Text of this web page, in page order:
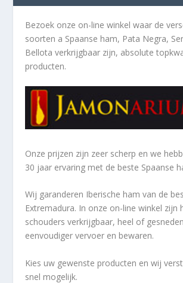
Bezoek onze on-line winkel waar de
soorten a Spaanse ham, Pata Negra,
Bellota verkrijgbaar zijn, absolute
producten.
Onze prijzen zijn zeer scherp en we
30 jaar ervaring met de beste Spaanse
Wij garanderen Iberische ham van de
Extremadura. In onze on-line winkel zijn
schouders verkrijgbaar, heel of
eenvoudiger vervoer en bewaren.
Kies uw gewenste producten en wij
snel mogelijk.